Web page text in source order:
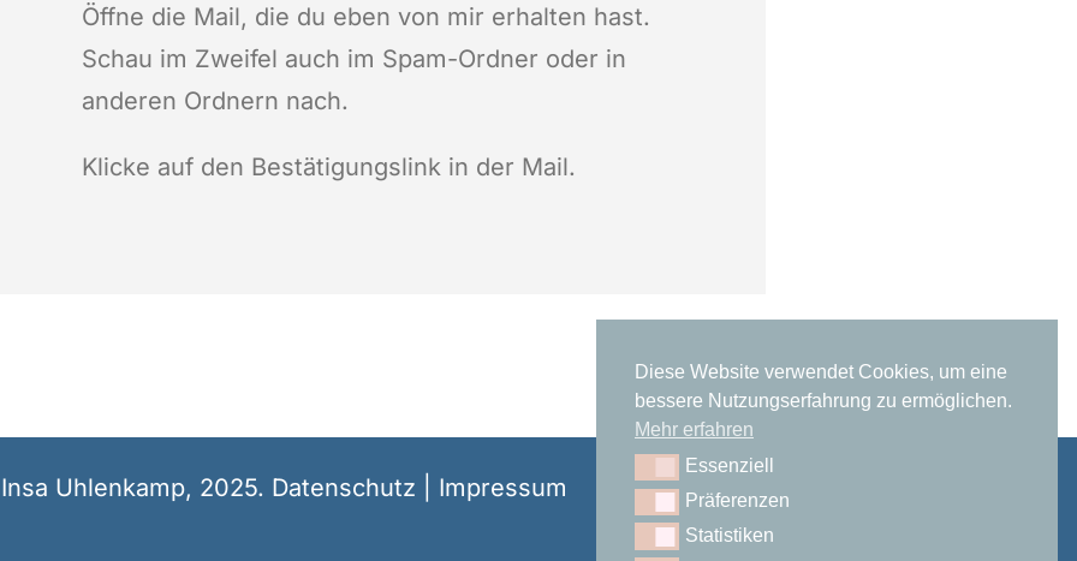
Öffne die Mail, die du eben von mir erhalten hast.
Schau im Zweifel auch im Spam-Ordner oder in
anderen Ordnern nach.
Klicke auf den Bestätigungslink in der Mail.
Uhlenkamp, 2025. Datenschutz Impressum
Diese Website verwendet Cookies, um eine
bessere Nutzungserfahrung zu ermöglichen.
Mehr erfahren
EssenziellEssenziell
Präferenzen
Präferenzen
StatistikenStatistiken